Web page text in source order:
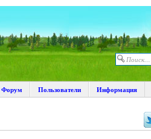
Форум Пользователи Информация